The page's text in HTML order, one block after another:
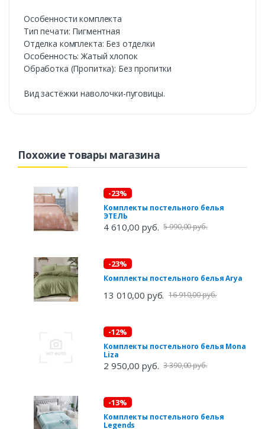
Особенности комплекта
Тип печати: Пигментная
Отделка комплекта: Без отделки
Особенность: Жатый хлопок
Обработка (Пропитка): Без пропитки
Вид застёжки наволочки-пуговицы.
Похожие товары магазина
-23%
Комплекты постельного белья
ЭТЕЛЬ
4 610,00 руб. 5 990,00 руб.
-23%
Комплекты постельного белья Arya
13 010,00 руб. 16 910,00 руб.
-12%
Комплекты постельного белья Mona
Liza
2 950,00 руб. 3 390,00 руб.
-13%
Комплекты постельного белья
Legends